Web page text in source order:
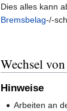
Dies alles kann
Bremsbelag-/-
Wechsel
Hinweise
Arbeiten an